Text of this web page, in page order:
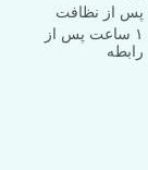
پس از نظافت
۱ ساعت پس از
رابطه